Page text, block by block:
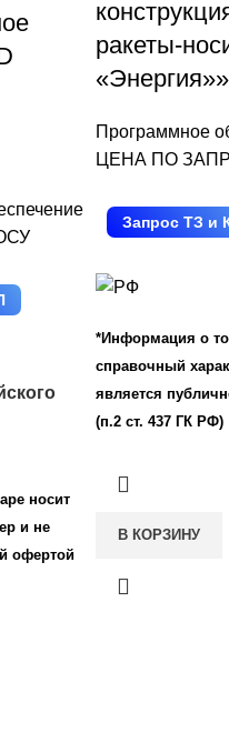
носит
и не
офертой
ракеты-
«Энергия»»
Программное
ЦЕНА ПО
Запрос ТЗ и
*Информация о
справочный
является
(п.2 ст. 437 ГК РФ)
В КОРЗИНУ